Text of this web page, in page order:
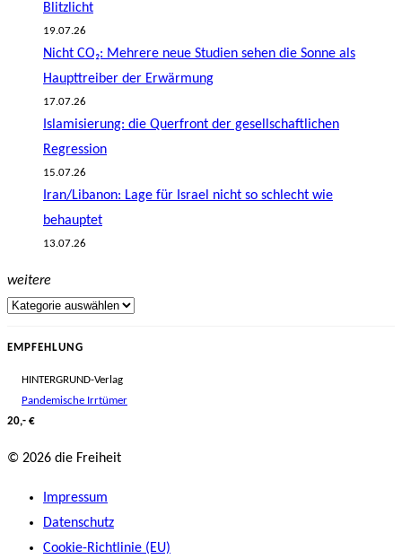
Blitzlicht
19.07.26
Nicht CO₂: Mehrere neue Studien sehen die Sonne als
Haupttreiber der Erwärmung
17.07.26
Islamisierung: die Querfront der gesellschaftlichen
Regression
15.07.26
Iran/Libanon: Lage für Israel nicht so schlecht wie
behauptet
13.07.26
weitere
EMPFEHLUNG
HINTERGRUND-Verlag
Pandemische Irrtümer
20,- €
© 2026 die Freiheit
Impressum
Datenschutz
Cookie-Richtlinie (EU)